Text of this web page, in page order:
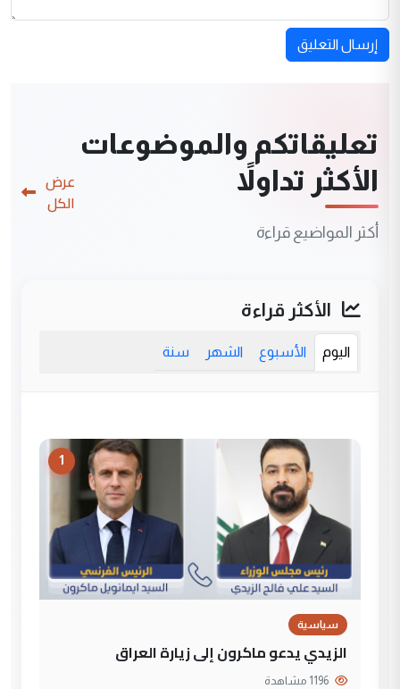
إرسال التعليق
تعليقاتكم والموضوعات
الأكثر تداولاً
أكثر المواضيع قراءة
عرض
الكل
الأكثر قراءة
اليوم الأسبوع الشهر سنة
1
سياسية
الزيدي يدعو ماكرون إلى زيارة العراق